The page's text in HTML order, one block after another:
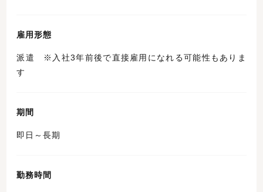
雇用形態
派遣 ※入社3年前後で直接雇用になれる可能性もありま
す
期間
即日～長期
勤務時間